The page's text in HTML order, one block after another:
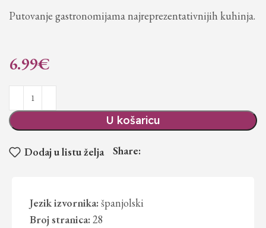
Putovanje gastronomijama najreprezentativnijih kuhinja.
6.99€
U košaricu
Dodaj u listu želja Share:
Jezik izvornika: španjolski
Broj stranica: 28